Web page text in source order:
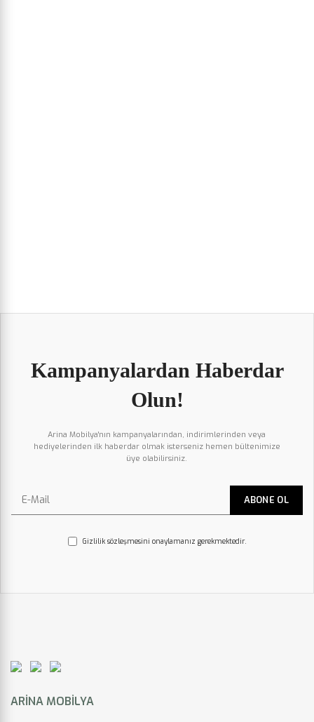
Kampanyalardan Haberdar
Olun!
Arina Mobilya'nın kampanyalarından, indirimlerinden veya
hediyelerinden ilk haberdar olmak isterseniz hemen bültenimize
üye olabilirsiniz.
Gizlilik sözleşmesini onaylamanız gerekmektedir.
ARINA MOBILYA